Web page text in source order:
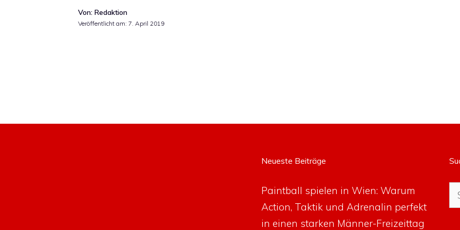
Von: Redaktion
Veröffentlicht am: 7. April 2019
Neueste Beiträge
Paintball spielen in Wien: Warum
Action, Taktik und Adrenalin perfekt
in einen starken Männer-Freizeittag